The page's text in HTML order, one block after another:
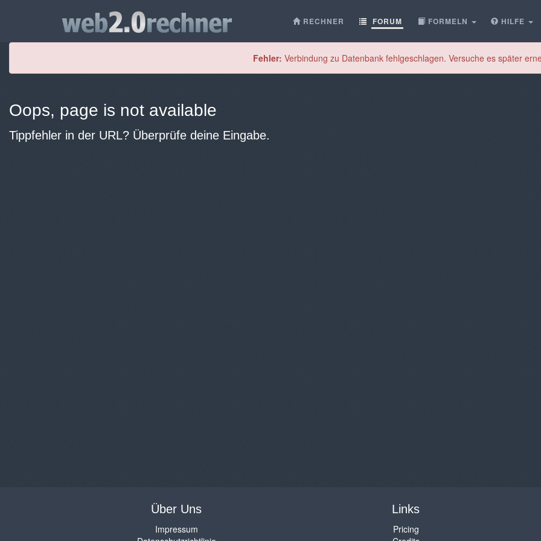
RECHNER FORUM FORMELN HILFE
Fehler: Verbindung zu Datenbank fehlgeschlagen. Versuche es später
Oops, page is not available
Tippfehler in der URL? Überprüfe deine Eingabe.
Über Uns
Impressum
Links
Pricing